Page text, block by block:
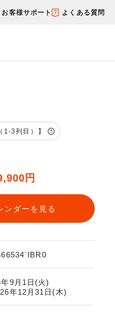
お客様サポート よくある質問
1-3列目）】
円
ンダーを見る
9月1日(火)
年12月31日(木)